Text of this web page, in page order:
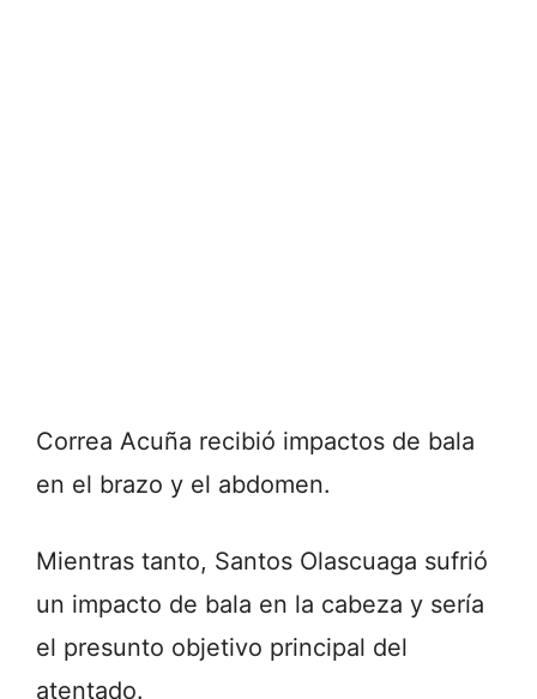
Correa Acuña recibió impactos de bala
en el brazo y el abdomen.
Mientras tanto, Santos Olascuaga sufrió
un impacto de bala en la cabeza y sería
el presunto objetivo principal del
atentado.